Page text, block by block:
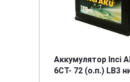
Аккумулятор Inci
6СТ- 72 (о.п.) LB3